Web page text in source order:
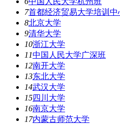
7首都经济贸易大学培训中
8北京大学
9清华大学
10浙江大学
11中国人民大学广深班
12南开大学
13东北大学
14武汉大学
15四川大学
16南京大学
17内蒙古师范大学